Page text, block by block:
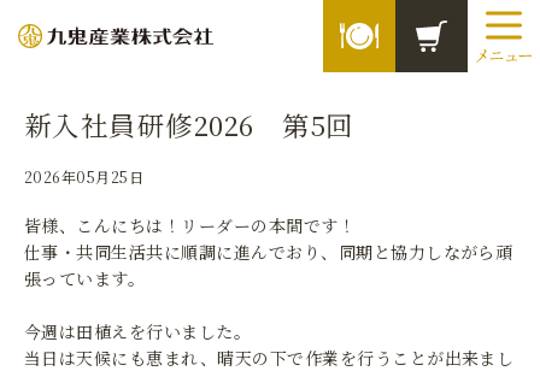
新入社員研修2026 第5回
2026年05月25日
皆様、こんにちは！リーダーの本間です！
仕事・共同生活共に順調に進んでおり、同期と協力しながら頑
張っています。
今週は田植えを行いました。
当日は天候にも恵まれ、晴天の下で作業を行うことが出来まし